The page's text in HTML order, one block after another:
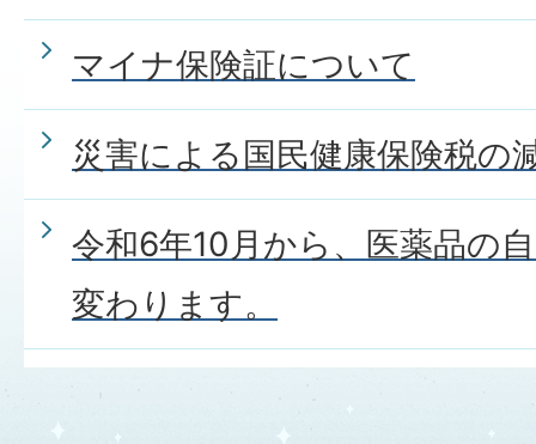
マイナ保険証について
災害による国民健康保険税の
令和6年10月から、医薬品の
変わります。